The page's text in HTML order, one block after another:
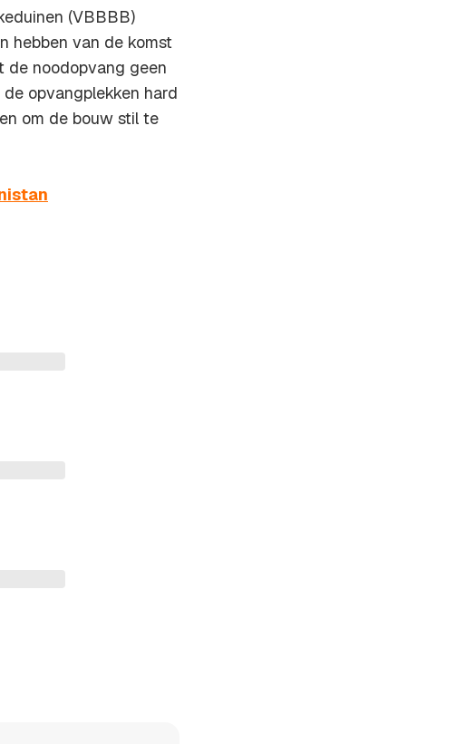
(VBBBB)
hebben van de komst
de noodopvang geen
opvangplekken hard
om de bouw stil te